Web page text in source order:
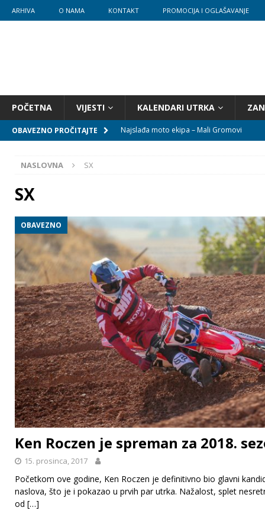
ARHIVA O NAMA KONTAKT PROMOCIJA I OGLAŠAVANJE
POČETNA VIJESTI KALENDARI UTRKA
OBAVEZNO PROČITAJTE
Najslađa moto ekipa – Mali Gromovi
NASLOVNA SX
SX
OBAVEZNO
Ken Roczen je spreman za 2018.
15. prosinca, 2017
Početkom ove godine, Ken Roczen je definitivno bio glavni
naslova, što je i pokazao u prvih par utrka. Nažalost, splet
od […]